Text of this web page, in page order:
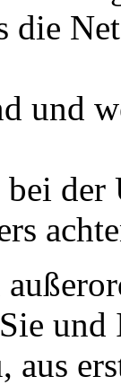
die
und
und
aus